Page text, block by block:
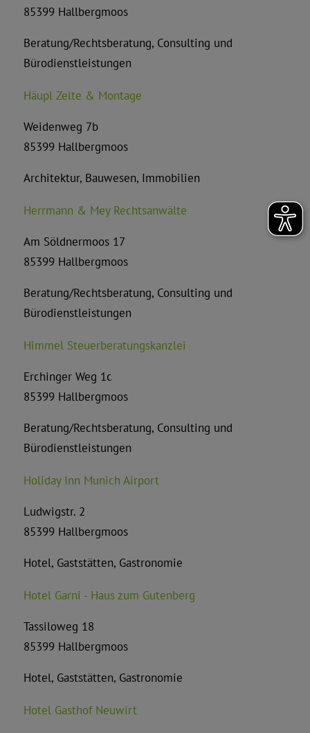
85399 Hallbergmoos
Beratung/Rechtsberatung, Consulting und
Bürodienstleistungen
Häupl Zelte & Montage
Weidenweg 7b
85399 Hallbergmoos
Architektur, Bauwesen, Immobilien
Herrmann & Mey Rechtsanwälte
Am Söldnermoos 17
85399 Hallbergmoos
Beratung/Rechtsberatung, Consulting und
Bürodienstleistungen
Himmel Steuerberatungskanzlei
Erchinger Weg 1c
85399 Hallbergmoos
Beratung/Rechtsberatung, Consulting und
Bürodienstleistungen
Holiday Inn Munich Airport
Ludwigstr. 2
85399 Hallbergmoos
Hotel, Gaststätten, Gastronomie
Hotel Garni - Haus zum Gutenberg
Tassiloweg 18
85399 Hallbergmoos
Hotel, Gaststätten, Gastronomie
Hotel Gasthof Neuwirt